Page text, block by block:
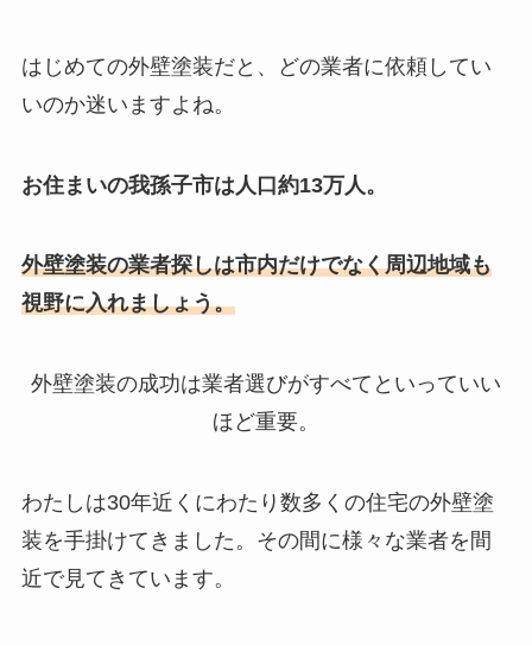
はじめての外壁塗装だと、どの業者に依頼してい
いのか迷いますよね。
お住まいの我孫子市は人口約13万人。
外壁塗装の業者探しは市内だけでなく周辺地域も
視野に入れましょう。
外壁塗装の成功は業者選びがすべてといっていい
ほど重要。
わたしは30年近くにわたり数多くの住宅の外壁塗
装を手掛けてきました。その間に様々な業者を間
近で見てきています。